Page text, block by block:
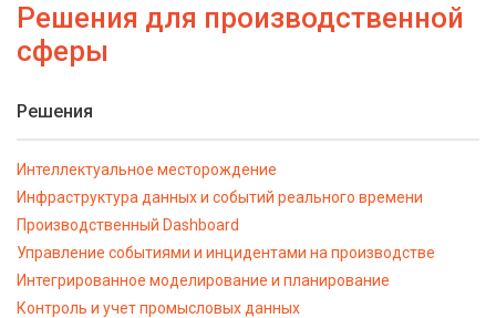
Решения для производственной
сферы
Решения
Интеллектуальное месторождение
Инфраструктура данных и событий реального времени
Производственный Dashboard
Управление событиями и инцидентами на производстве
Интегрированное моделирование и планирование
Контроль и учет промысловых данных